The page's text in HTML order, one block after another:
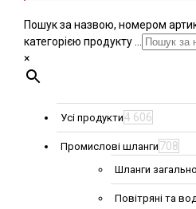
Пошук за назвою, номером
категорією продукту ...
×
Усі продукти4 606
Промислові шланги 708
Шланги
Повітряні та